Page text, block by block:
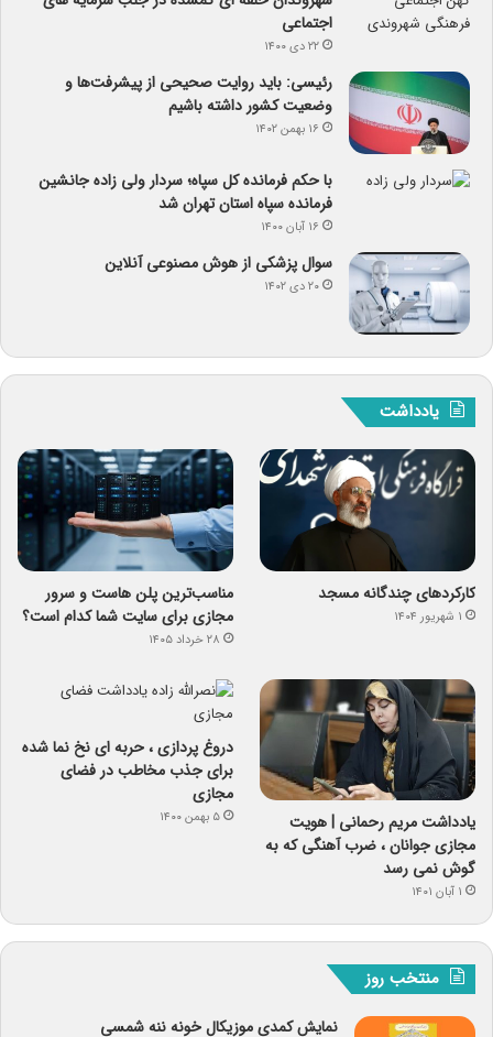
اجتماعی
۲۲ دی ۱۴۰۰
رئیسی: باید روایت صحیحی از پیشرفت‌ها و
وضعیت کشور داشته باشیم
۱۶ بهمن ۱۴۰۲
با حکم فرمانده کل سپاه؛ سردار ولی زاده جانشین
فرمانده سپاه استان تهران شد
۱۶ آبان ۱۴۰۰
سوال پزشکی از هوش مصنوعی آنلاین
۲۰ دی ۱۴۰۲
یادداشت
کارکردهای چندگانه مسجد
۱ شهریور ۱۴۰۴
مناسب‌ترین پلن هاست و سرور
مجازی برای سایت شما کدام است؟
۲۸ خرداد ۱۴۰۵
یادداشت مریم رحمانی | هویت
مجازی جوانان ، ضرب آهنگی که به
گوش نمی رسد
۱ آبان ۱۴۰۱
دروغ پردازی ، حربه ای نخ نما شده
برای جذب مخاطب در فضای
مجازی
۵ بهمن ۱۴۰۰
منتخب روز
نمایش کمدی موزیکال خونه ننه شمسی